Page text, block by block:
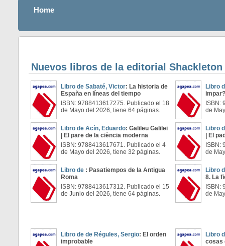
Home
Nuevos libros de la editorial Shackleton
Libro de Sabaté, Victor: La historia de
España en líneas del tiempo
ISBN: 9788413617275. Publicado el 18
de Mayo del 2026, tiene 64 páginas.
Libro
impar?
ISBN:
de
Libro de Acín, Eduardo: Galileu Galilei
| El pare de la ciència moderna
ISBN: 9788413617671. Publicado el 4
de Mayo del 2026, tiene 32 páginas.
Libro
| El
ISBN:
de
Libro de : Pasatiempos de la Antigua
Roma
ISBN: 9788413617312. Publicado el 15
de Junio del 2026, tiene 64 páginas.
Libro
8. La
ISBN:
de
Libro de de Régules, Sergio: El orden
improbable
Libro
cosas